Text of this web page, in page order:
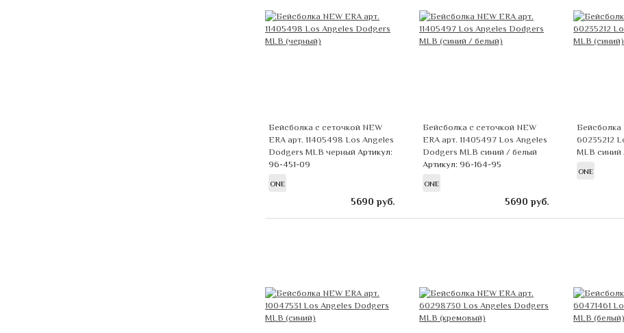
Бейсболка с сеточкой NEW
ERA арт. 11405498 Los Angeles
Dodgers MLB черный Артикул:
96-451-09
ONE
5690 руб.
Бейсболка с сеточкой NEW
ERA арт. 11405497 Los Angeles
Dodgers MLB синий / белый
Артикул: 96-164-95
ONE
5690 руб.
Бейсболка
60235212
MLB синий
ONE